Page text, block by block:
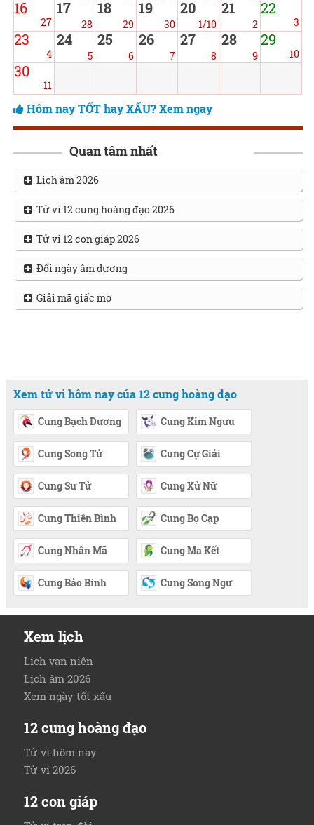
16
27
17
28
18
29
19
30
20
1/10
21
2
22
3
23
4
24
5
25
6
26
7
27
8
28
9
29
10
30
11
Hôm nay TỐT hay XẤU? Xem ngay
Quan tâm nhất
Lịch âm 2026
Tử vi 12 cung hoàng đạo 2026
Tử vi 12 con giáp 2026
Đổi ngày âm dương
Giải mã giấc mơ
Xem tử vi hôm nay của 12 cung hoàng đạo
Cung Bạch Dương Cung Kim Ngưu
Cung Song Tử Cung Cự Giải
Cung Sư Tử Cung Xử Nữ
Cung Thiên Bình Cung Bọ Cạp
Cung Nhân Mã Cung Ma Kết
Cung Bảo Bình Cung Song Ngư
Xem lịch
Lịch vạn niên
Lịch âm 2026
Xem ngày tốt xấu
12 cung hoàng đạo
Tử vi hôm nay
Tử vi 2026
12 con giáp